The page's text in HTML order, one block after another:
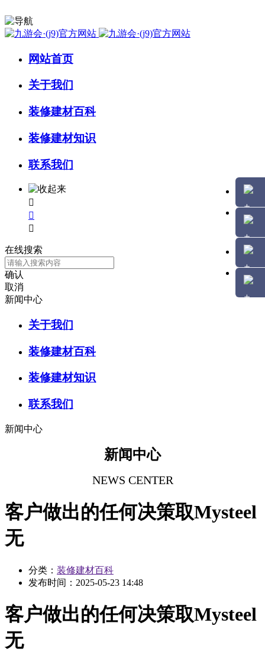
网站首页
关于我们
装修建材百科
装修建材知识
联系我们



在线搜索
确认
取消
新闻中心
关于我们
装修建材百科
装修建材知识
联系我们
新闻中心
新闻中心
NEWS CENTER
客户做出的任何决策取Mysteel
无
分类： 装修建材百科
发布时间： 2025-05-23 14:48
客户做出的任何决策取Mysteel
无